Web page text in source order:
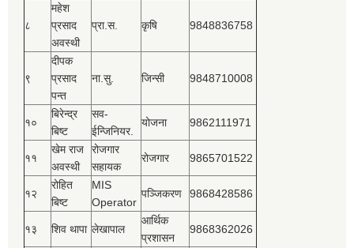
८
महेश
प्रसाद
अवस्थी
प्रा.स. कृषि 9848836758
९
दीपक
प्रसाद
पन्त
ना.सु. जिन्सी 9848710008
१०
बिरेन्द्र
बिष्‍ट
सव-
ईन्जिनियर.
योजना 9862111971
११
खेम राज
अवस्थी
रोजगार
सहायक
रोजगार 9865701522
१२
रोहित
बिष्‍ट
MIS
Operator
पञ्‍जिकरण 9868428586
१३ शिव थापा लेखापाल
आर्थिक
प्रशासन
9868362026